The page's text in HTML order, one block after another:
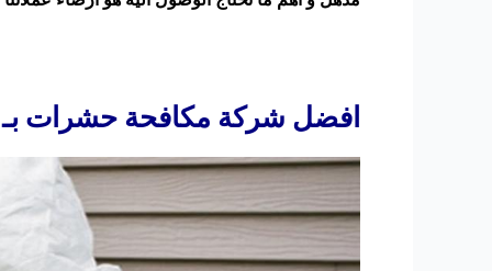
افضل شركة مكافحة حشرات بـ